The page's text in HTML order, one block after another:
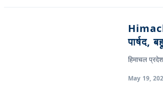
पार्षद,
हिमाचल
May 19,